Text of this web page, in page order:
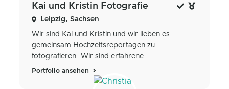
Kai und Kristin Fotografie
Leipzig, Sachsen
Wir sind Kai und Kristin und wir lieben es
gemeinsam Hochzeitsreportagen zu
fotografieren. Wir sind erfahrene...
Portfolio ansehen